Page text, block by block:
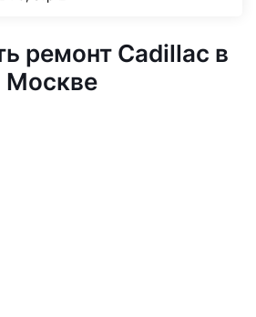
ремонт Cadillac в
Москве